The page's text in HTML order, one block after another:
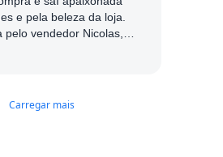
e pela beleza da loja.
pelo vendedor Nicolas,
e atencioso. Com
Carregar mais